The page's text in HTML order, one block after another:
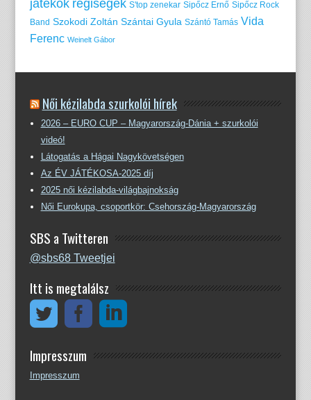
játékok régiségek S'top zenekar Sipőcz Ernő Sipőcz Rock
Band Szokodi Zoltán Szántai Gyula Szántó Tamás Vida
Ferenc Weinelt Gábor
Női kézilabda szurkolói hírek
2026 – EURO CUP – Magyarország-Dánia + szurkolói
videó!
Látogatás a Hágai Nagykövetségen
Az ÉV JÁTÉKOSA-2025 díj
2025 női kézilabda-világbajnokság
Női Eurokupa, csoportkör: Csehország-Magyarország
SBS a Twitteren
@sbs68 Tweetjei
Itt is megtalálsz
Impresszum
Impresszum